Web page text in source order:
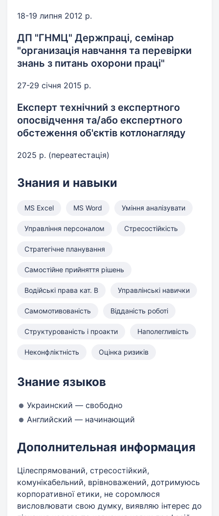
18-19 липня 2012 р.
ДП "ГНМЦ" Держпраці, семінар
"организація навчання та перевірки
знань з питань охорони праці"
27-29 січня 2015 р.
Експерт технічний з експертного
опосвідчення та/або експертного
обстеження об'єктів котлонагляду
2025 р. (переатестація)
Знания и навыки
MS Excel MS Word Уміння аналізувати
Управління персоналом Стресостійкість
Стратегічне планування
Самостійне прийняття рішень
Водійські права кат. B Управлінські навички
Самомотивованість Відданість роботі
Структурованість і проакти Наполегливість
Неконфліктність Оцінка ризиків
Знание языков
Украинский — свободно
Английский — начинающий
Дополнительная информация
Цілеспрямований, стресостійкий,
комунікабельний, врівноважений, дотримуюсь
корпоративної етики, не соромлюся
висловлювати свою думку, виявляю інтерес до